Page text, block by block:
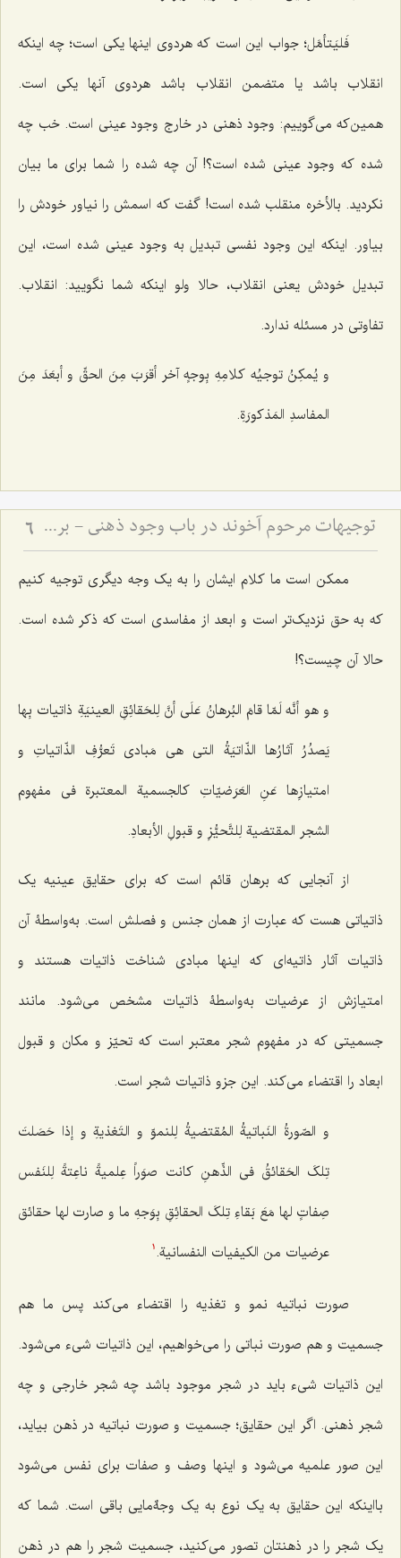
فَلیَتأمَّل؛ جواب این است که هردوی اینها یکی است؛ چه اینکه
انقلاب باشد یا متضمن انقلاب باشد هردوی آنها یکی است.
همین‌که می‌گوییم: وجود ذهنی در خارج وجود عینی است. خب چه
شده که وجود عینی شده است؟! آن چه شده‌ را شما برای ما بیان
نکردید. بالأخره منقلب شده است! گفت که اسمش را نیاور خودش را
بیاور. اینکه این وجود نفسی تبدیل به وجود عینی شده است، این
تبدیل خودش یعنی انقلاب، حالا ولو اینکه شما نگویید: انقلاب.
تفاوتی در مسئله ندارد.
و یُمکِنُ توجیُه کلامِهِ بِوجهٍ آخر أقرَبَ مِنَ الحقِّ و أبعَدَ مِنَ
المفاسدِ المَذکورَةِ.
توجیهات مرحوم آخوند در باب وجود ذهنی - بررسی دیدگاه سید میرداماد و نقد نظریه انقلاب حقایق 6
ممکن است ما کلام ایشان را به یک وجه دیگری توجیه کنیم
که به حق نزدیک‌تر است و ابعد از مفاسدی است که ذکر شده است.
حالا آن چیست؟!
و هو أنَّه لَمّا قامَ البُرهانُ عَلَى أنَّ لِلحَقائِقِ العینیَةِ ذاتیات بِها
یَصدُرُ آثارُها الذّاتیَةُ التی هی مَبادی تَعرُّفِ الذّاتیاتِ و
امتیازِها عَنِ العَرَضیّاتِ کالجسمیة المعتبرة فی مفهوم
الشجر المقتضیة لِلتَّحیُّزِ و قبولِ الأبعادِ.
از آنجایی که برهان قائم است که برای حقایق عینیه یک
ذاتیاتی هست که عبارت از همان جنس و فصلش است. به‌واسطۀ آن
ذاتیات آثار ذاتیه‌ای که اینها مبادی شناخت ذاتیات هستند و
امتیازش از عرضیات به‌واسطۀ ذاتیات مشخص می‌شود. مانند
جسمیتی که در مفهوم شجر معتبر است که تحیّز و مکان و قبول
ابعاد را اقتضاء می‌کند. این جزو ذاتیات شجر است.
و الصّورةُ النَباتیةُ المُقتضیةُ لِلنموّ و التَغذیةِ و إذا حَصَلتَ
تِلکَ الحَقائقُ فی الذِّهنِ کانت صوَراً عِلمیةً ناعِتةً لِلنَفس
صِفاتٍ لها مَعَ بَقاءِ تِلکَ الحقائِقِ بِوَجهِ ما و صارت لها حقائق
عرضیات من الکیفیات النفسانیة. 1
صورت نباتیه نمو و تغذیه را اقتضاء می‌کند پس ما هم
جسمیت و هم صورت نباتی را می‌خواهیم، این ذاتیات شیء می‌شود.
این ذاتیات شیء باید در شجر موجود باشد چه شجر خارجی و چه
شجر ذهنی. اگر این حقایق؛ جسمیت و صورت نباتیه در ذهن بیاید،
این صور علمیه می‌شود و اینها وصف و صفات برای نفس می‌شود
بااینکه این حقایق به یک نوع به یک وجهٌ‌مایی باقی است. شما که
یک شجر را در ذهنتان تصور می‌کنید، جسمیت شجر را هم در ذهن